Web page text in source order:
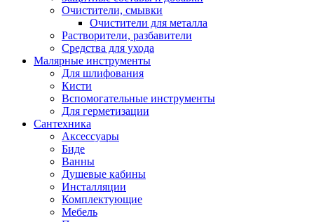
Очистители, смывки
Очистители для металла
Растворители, разбавители
Средства для ухода
Малярные инструменты
Для шлифования
Кисти
Вспомогательные инструменты
Для герметизации
Сантехника
Аксессуары
Биде
Ванны
Душевые кабины
Инсталляции
Комплектующие
Мебель